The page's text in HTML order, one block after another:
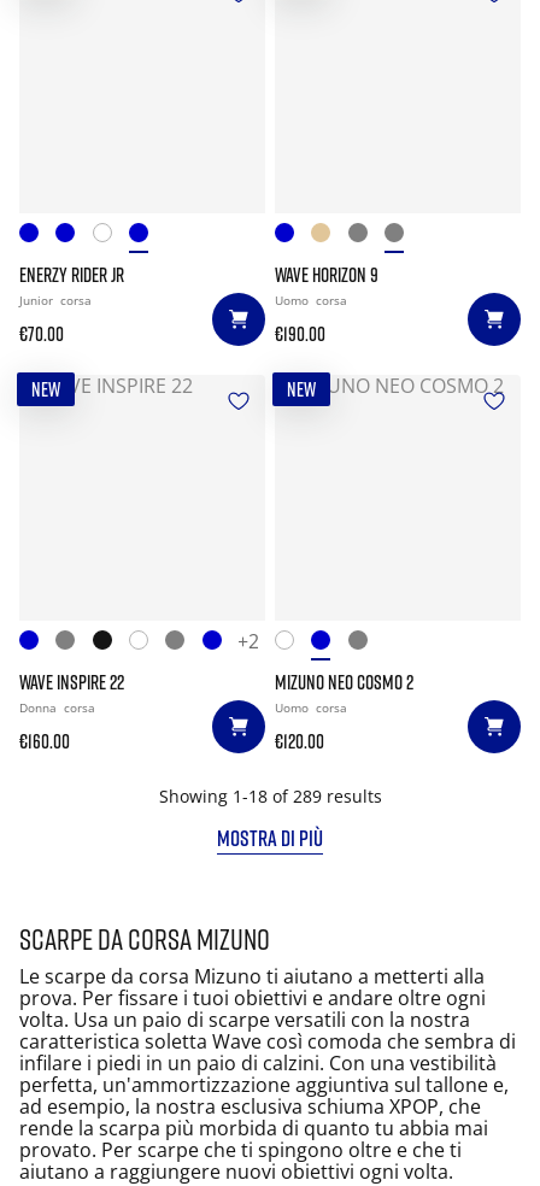
ENERZY RIDER JR
Junior corsa
€70.00
WAVE HORIZON 9
Uomo corsa
€190.00
NEW
+2
WAVE INSPIRE 22
Donna corsa
€160.00
NEW
MIZUNO NEO COSMO 2
Uomo corsa
€120.00
Showing 1-18 of 289 results
MOSTRA DI PIÙ
Scarpe da corsa Mizuno
Le scarpe da corsa Mizuno ti aiutano a metterti alla
prova. Per fissare i tuoi obiettivi e andare oltre ogni
volta. Usa un paio di scarpe versatili con la nostra
caratteristica soletta Wave così comoda che sembra di
infilare i piedi in un paio di calzini. Con una vestibilità
perfetta, un'ammortizzazione aggiuntiva sul tallone e,
ad esempio, la nostra esclusiva schiuma XPOP, che
rende la scarpa più morbida di quanto tu abbia mai
provato. Per scarpe che ti spingono oltre e che ti
aiutano a raggiungere nuovi obiettivi ogni volta.